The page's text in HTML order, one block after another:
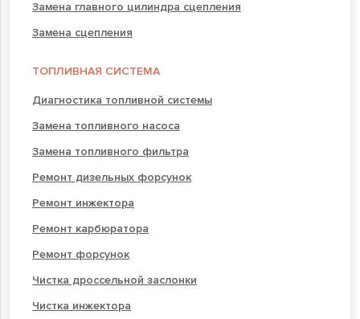
Замена главного цилиндра сцепления
Замена сцепления
ТОПЛИВНАЯ СИСТЕМА
Диагностика топливной системы
Замена топливного насоса
Замена топливного фильтра
Ремонт дизельных форсунок
Ремонт инжектора
Ремонт карбюратора
Ремонт форсунок
Чистка дроссельной заслонки
Чистка инжектора